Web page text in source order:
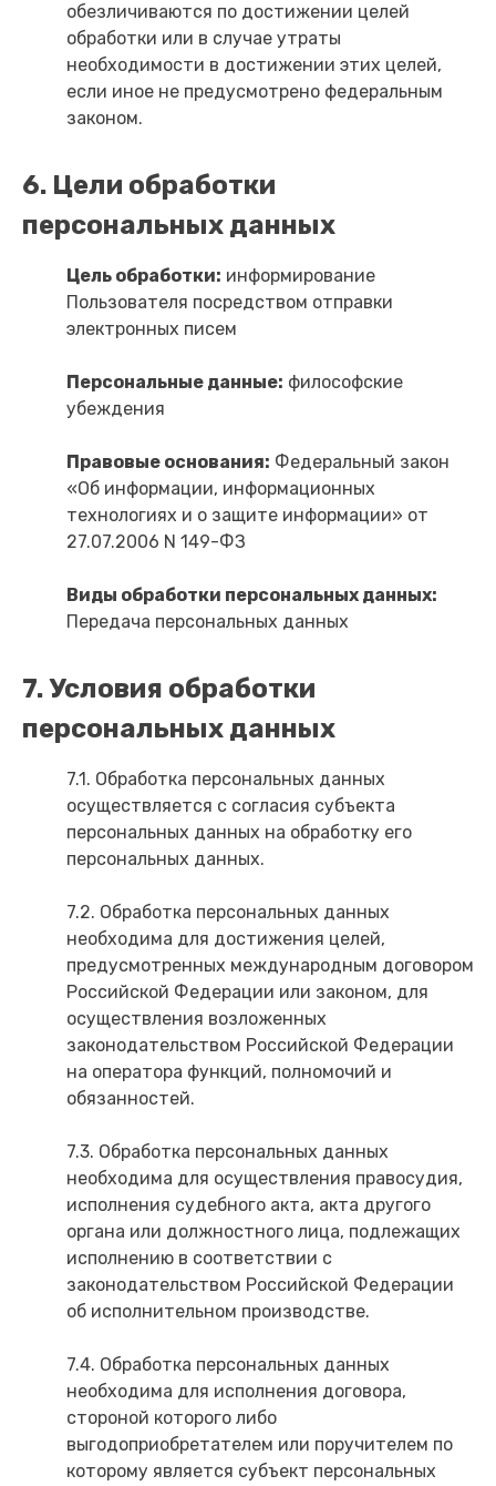
обезличиваются по достижении целей
обработки или в случае утраты
необходимости в достижении этих целей,
если иное не предусмотрено федеральным
законом.
6. Цели обработки
персональных данных
Цель обработки: информирование
Пользователя посредством отправки
электронных писем
Персональные данные: философские
убеждения
Правовые основания: Федеральный закон
«Об информации, информационных
технологиях и о защите информации» от
27.07.2006 N 149-ФЗ
Виды обработки персональных данных:
Передача персональных данных
7. Условия обработки
персональных данных
7.1. Обработка персональных данных
осуществляется с согласия субъекта
персональных данных на обработку его
персональных данных.
7.2. Обработка персональных данных
необходима для достижения целей,
предусмотренных международным договором
Российской Федерации или законом, для
осуществления возложенных
законодательством Российской Федерации
на оператора функций, полномочий и
обязанностей.
7.3. Обработка персональных данных
необходима для осуществления правосудия,
исполнения судебного акта, акта другого
органа или должностного лица, подлежащих
исполнению в соответствии с
законодательством Российской Федерации
об исполнительном производстве.
7.4. Обработка персональных данных
необходима для исполнения договора,
стороной которого либо
выгодоприобретателем или поручителем по
которому является субъект персональных